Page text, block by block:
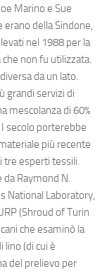
Marino e Sue
della Sindone,
nel 1988 per la
non fu utilizzata.
da un lato.
grandi servizi di
mescolanza di 60%
secolo porterebbe
più recente
tre esperti tessili.
Raymond N.
National Laboratory,
(Shroud of Turin
che esaminò la
lino (di cui è
del prelievo per